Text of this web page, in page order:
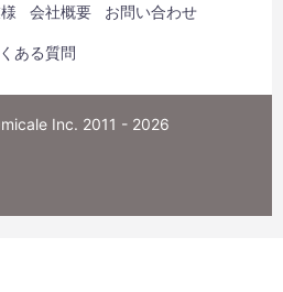
会社概要 お問い合わせ
ある質問
Inc. 2011 - 2026